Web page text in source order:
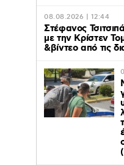
08.08.2026 | 12:44
Στέφανος
με την Κρίστεν
&βίντεο από τις